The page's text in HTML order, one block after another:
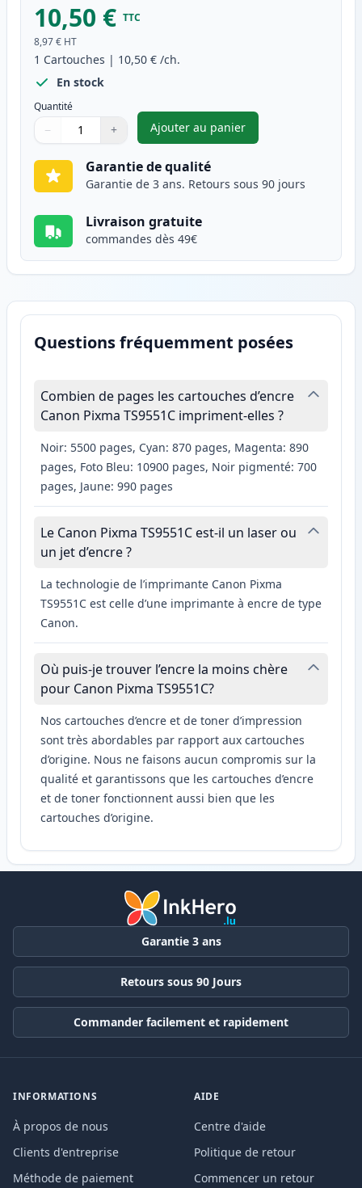
10,50 € TTC
8,97 € HT
1 Cartouches | 10,50 € /ch.
En stock
Quantité
Quantité
Utilisez les boutons pour ajuster
− +
Quantité
Ajouter au panier
,Canon CLI-581XXL
Garantie de qualité
Garantie de 3 ans. Retours sous 90 jours
Livraison gratuite
commandes dès 49€
Questions fréquemment posées
Combien de pages les cartouches d’encre
Canon Pixma TS9551C impriment-elles ?
Noir: 5500 pages, Cyan: 870 pages, Magenta: 890
pages, Foto Bleu: 10900 pages, Noir pigmenté: 700
pages, Jaune: 990 pages
Le Canon Pixma TS9551C est-il un laser ou
un jet d’encre ?
La technologie de l’imprimante Canon Pixma
TS9551C est celle d’une imprimante à encre de type
Canon.
Où puis-je trouver l’encre la moins chère
pour Canon Pixma TS9551C?
Nos cartouches d’encre et de toner d’impression
sont très abordables par rapport aux cartouches
d’origine. Nous ne faisons aucun compromis sur la
qualité et garantissons que les cartouches d’encre
et de toner fonctionnent aussi bien que les
cartouches d’origine.
Garantie 3 ans
Retours sous 90 Jours
Commander facilement et rapidement
INFORMATIONS
À propos de nous
Clients d'entreprise
Méthode de paiement
AIDE
Centre d'aide
Politique de retour
Commencer un retour